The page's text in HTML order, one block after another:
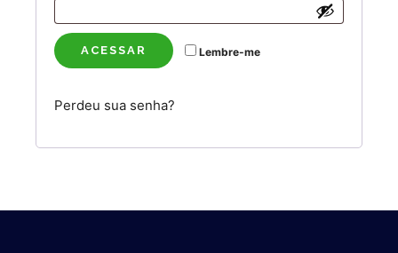
Lembre-me
ACESSAR
Perdeu sua senha?